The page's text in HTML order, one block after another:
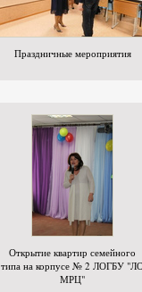
Праздничные мероприятия
Открытие квартир семейного
типа на корпусе № 2 ЛОГБУ
МРЦ"